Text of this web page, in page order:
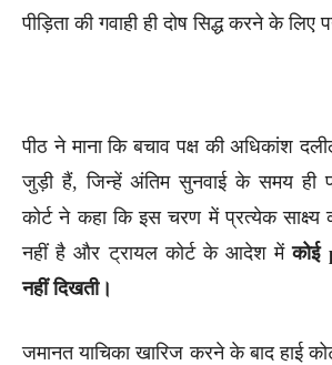
पीड़िता की गवाही ही दोष सिद्ध करने के लिए
पीठ ने माना कि बचाव पक्ष की अधिकांश
जुड़ी हैं, जिन्हें अंतिम सुनवाई के समय ही
कोर्ट ने कहा कि इस चरण में प्रत्येक साक्ष्य
नहीं है और ट्रायल कोर्ट के आदेश मेंकोई
नहीं दिखती।
जमानत याचिका खारिज करने के बाद हाई